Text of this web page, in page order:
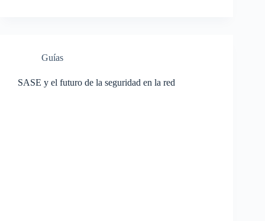
Guías
SASE y el futuro de la seguridad en la red